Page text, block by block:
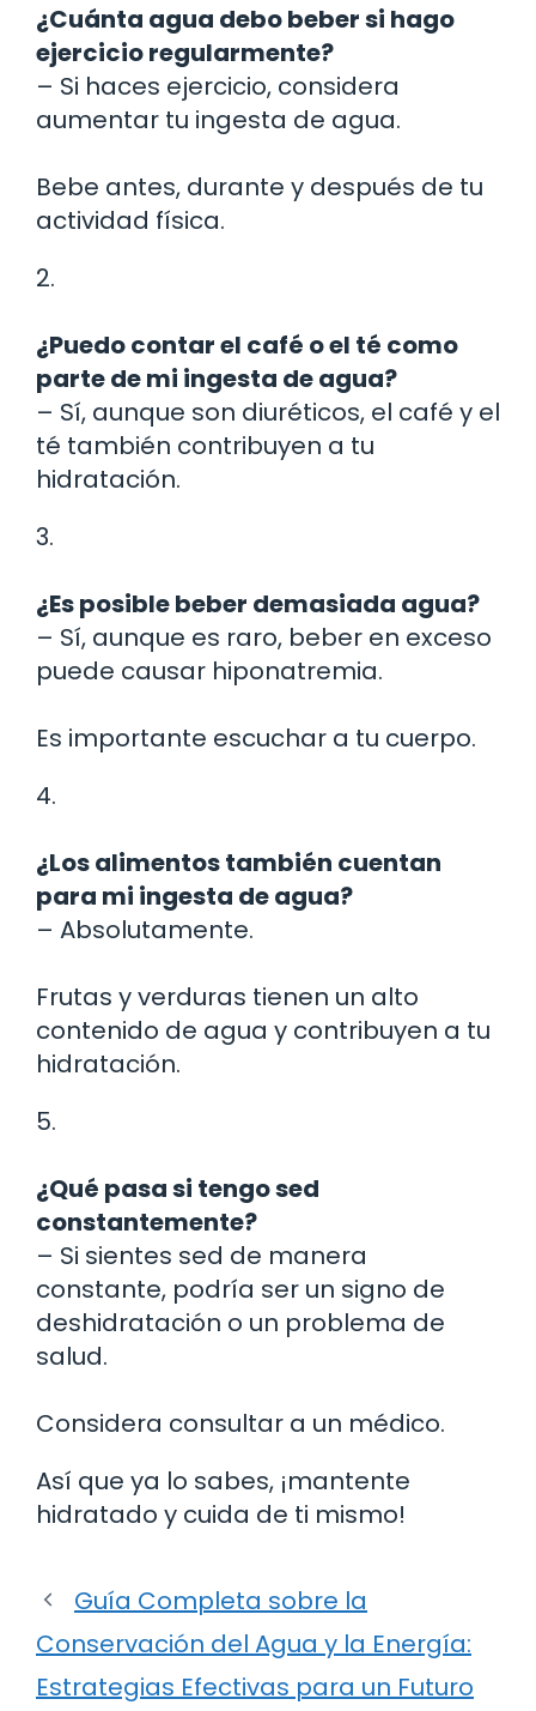
¿Cuánta agua debo beber si hago
ejercicio regularmente?
– Si haces ejercicio, considera
aumentar tu ingesta de agua.
Bebe antes, durante y después de tu
actividad física.
2.
¿Puedo contar el café o el té como
parte de mi ingesta de agua?
– Sí, aunque son diuréticos, el café y el
té también contribuyen a tu
hidratación.
3.
¿Es posible beber demasiada agua?
– Sí, aunque es raro, beber en exceso
puede causar hiponatremia.
Es importante escuchar a tu cuerpo.
4.
¿Los alimentos también cuentan
para mi ingesta de agua?
– Absolutamente.
Frutas y verduras tienen un alto
contenido de agua y contribuyen a tu
hidratación.
5.
¿Qué pasa si tengo sed
constantemente?
– Si sientes sed de manera
constante, podría ser un signo de
deshidratación o un problema de
salud.
Considera consultar a un médico.
Así que ya lo sabes, ¡mantente
hidratado y cuida de ti mismo!
Guía Completa sobre la
Conservación del Agua y la Energía:
Estrategias Efectivas para un Futuro